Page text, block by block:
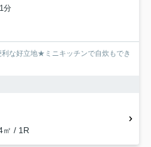
分
な好立地★ミニキッチンで自炊もでき
㎡ / 1R